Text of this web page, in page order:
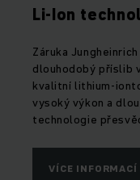
Li-Ion
Záruka
dlouhodobý příslib
kvalitní lithium-
vysoký výkon a
technologie
VÍCE INFORMACÍ